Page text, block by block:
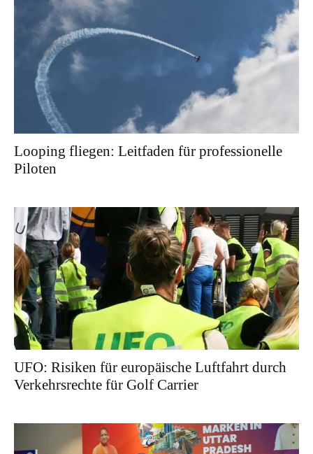
Looping fliegen: Leitfaden für professionelle
Piloten
UFO: Risiken für europäische Luftfahrt durch
Verkehrsrechte für Golf Carrier